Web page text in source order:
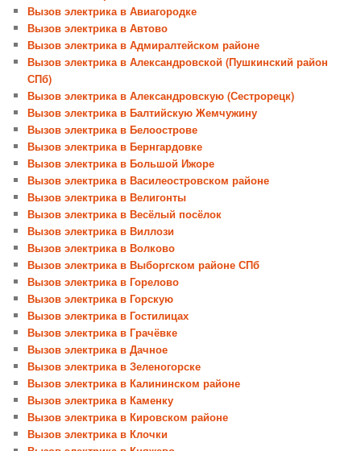
Вызов электрика в Авиагородке
Вызов электрика в Автово
Вызов электрика в Адмиралтейском районе
Вызов электрика в Александровской (Пушкинский район
СПб)
Вызов электрика в Александровскую (Сестрорецк)
Вызов электрика в Балтийскую Жемчужину
Вызов электрика в Белоострове
Вызов электрика в Бернгардовке
Вызов электрика в Большой Ижоре
Вызов электрика в Василеостровском районе
Вызов электрика в Велигонты
Вызов электрика в Весёлый посёлок
Вызов электрика в Виллози
Вызов электрика в Волково
Вызов электрика в Выборгском районе СПб
Вызов электрика в Горелово
Вызов электрика в Горскую
Вызов электрика в Гостилицах
Вызов электрика в Грачёвке
Вызов электрика в Дачное
Вызов электрика в Зеленогорске
Вызов электрика в Калининском районе
Вызов электрика в Каменку
Вызов электрика в Кировском районе
Вызов электрика в Клочки